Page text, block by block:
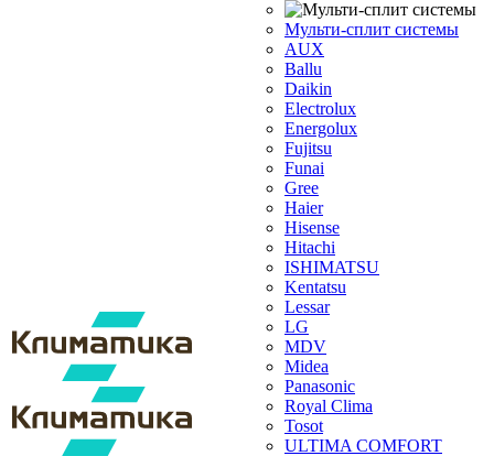
Мульти-сплит системы
AUX
Ballu
Daikin
Electrolux
Energolux
Fujitsu
Funai
Gree
Haier
Hisense
Hitachi
ISHIMATSU
Kentatsu
Lessar
LG
MDV
Midea
Panasonic
Royal Clima
Tosot
ULTIMA COMFORT